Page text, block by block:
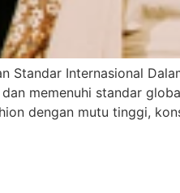
Standar Internasional
memenuhi standar
dengan mutu tinggi,